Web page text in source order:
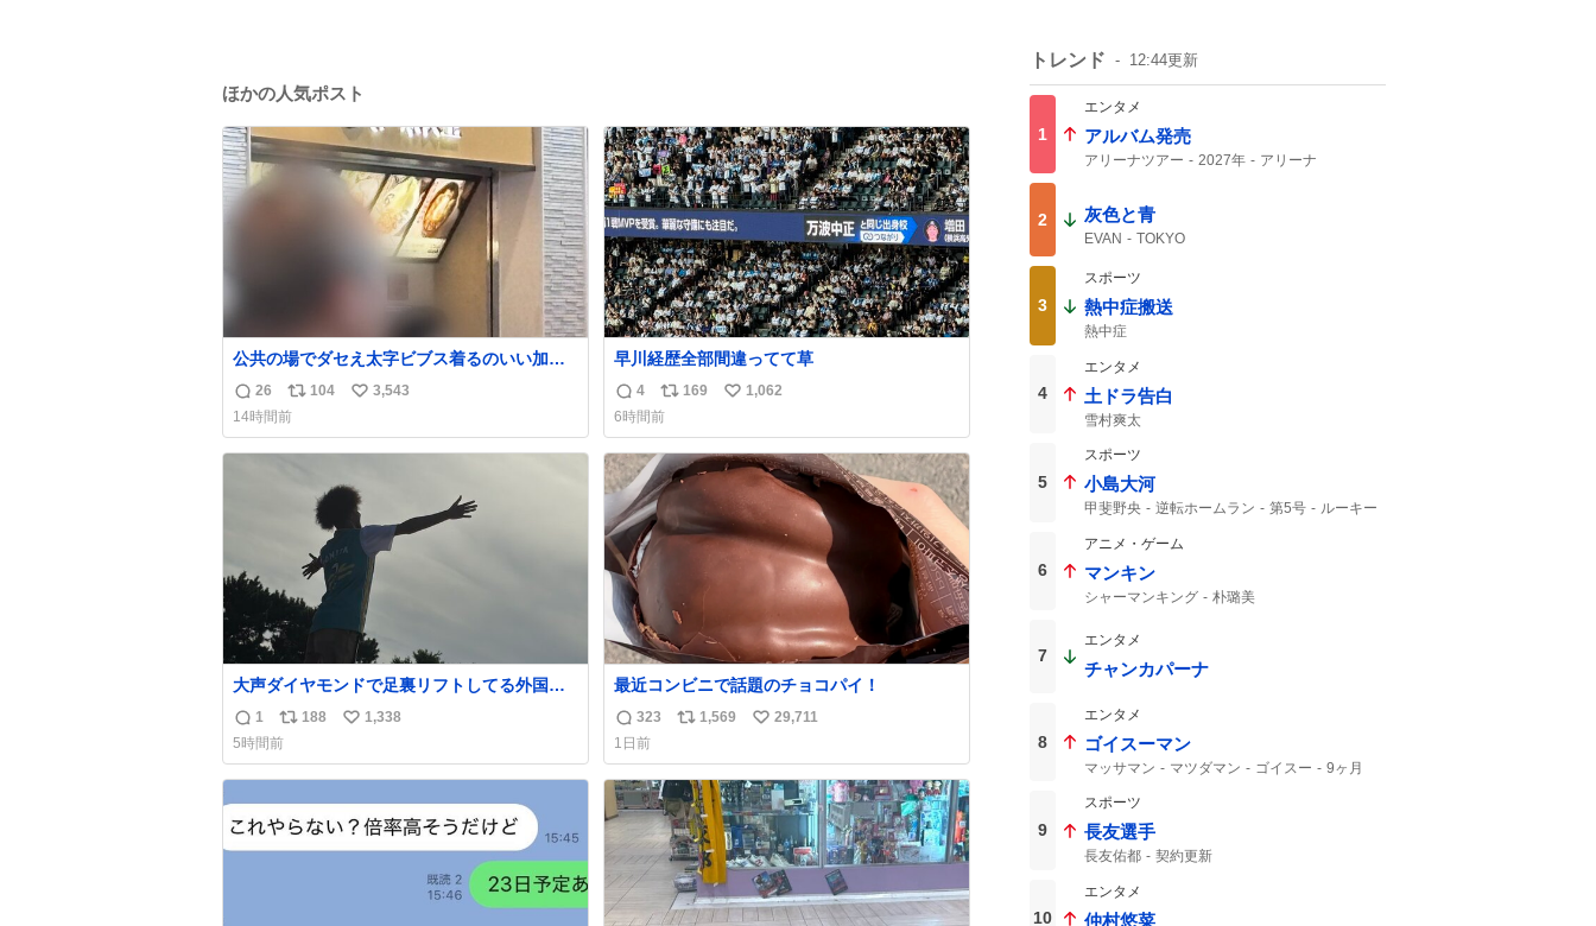
ほかの人気ポスト
公共の場でダセえ太字ビブス着るのいい加減
やめない？
返
信
数
26
リ
ポ
ス
104
い
ね
3,543
14時間前
早川経歴全部間違ってて草
返
信
数
4
リ
ポ
ス
ト
数
169
い
ね
数
1,062
6時間前
大声ダイヤモンドで足裏リフトしてる外国人
居て流石に時代はAKB48ですかと…
返
信
数
1
リ
ポ
ス
ト
数
188
い
ね
数
1,338
5時間前
最近コンビニで話題のチョコパイ！
返
信
数
323
リ
ス
ト
数
1,569
い
ね
数
29,711
1日前
トレンド 12:44更新
1
エンタメ
アルバム発売
アリーナツアー 2027年 アリーナ
2 灰色と青
EVAN TOKYO
3
スポーツ
熱中症搬送
熱中症
4
エンタメ
土ドラ告白
雪村爽太
5
スポーツ
小島大河
甲斐野央 逆転ホームラン 第5号
ルーキー
5号
6
アニメ・ゲーム
マンキン
シャーマンキング 朴璐美
7
エンタメ
チャンカパーナ
8
エンタメ
ゴイスーマン
マッサマン マツダマン ゴイスー 9ヶ月
9
スポーツ
長友選手
長友佑都 契約更新
10
エンタメ
仲村悠菜